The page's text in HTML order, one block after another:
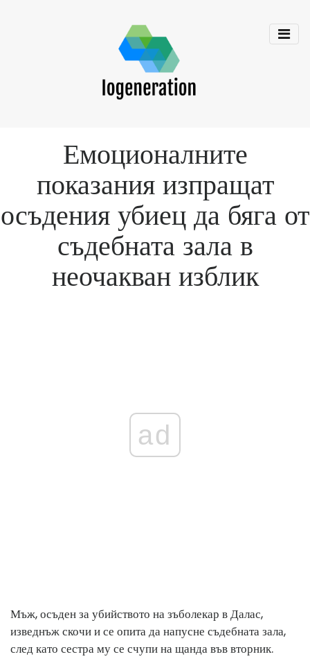
Емоционалните
показания изпращат
осъдения убиец да бяга от
съдебната зала в
неочакван изблик
ad
Мъж, осъден за убийството на зъболекар в Далас,
изведнъж скочи и се опита да напусне съдебната зала,
след като сестра му се счупи на щанда във вторник.